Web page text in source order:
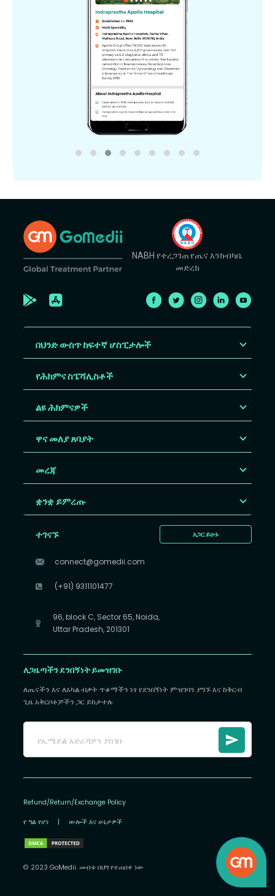
NABH የተረጋገጠ የጤና እንክብካቤ
መድረክ
በህንድ ውስጥ ከፍተኛ ሆስፒታሎች
የሕክምና ስፔሻሊስቶች
ልዩ ሕክምናዎች
ዋና መለያ ጸባያት
መረጃ
ቋንቋ ይምረጡ
አጋር ይሁኑ
ተገናኙ
connect@gomedii.com
(+91) 9311101477
96, block C, Sector 65, Noida,
Uttar Pradesh, 201301
ለጋዜጣችን ደንበኝነት ይመዝገቡ
ለጤናችን እና ለአካል ብቃት ጥቆማችን ነፃ የደንበኝነት ምዝገባን ያግኙ እና ከቅርብ
ጊዜ አቅርቦቶቻችን ጋር ይከታተሉ
Refund/Return/Exchange Policy
የ ግል የሆነ | ውሎች እና ሁኔታዎች
© 2023 GoMedii. መብቱ በህግ የተጠበቀ ነው